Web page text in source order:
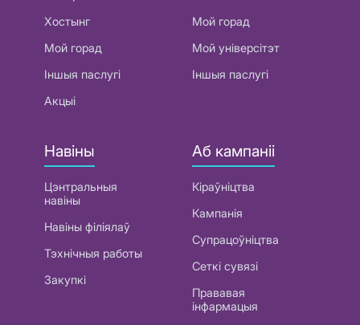
Хостынг
Мой горад
Іншыя паслугі
Акцыі
Мой горад
Мой універсітэт
Іншыя паслугі
Навіны
Цэнтральныя
навіны
Навіны філіялаў
Тэхнічныя работы
Закупкі
Аб кампаніі
Кіраўніцтва
Кампанія
Супрацоўніцтва
Сеткі сувязі
Прававая
інфармацыя